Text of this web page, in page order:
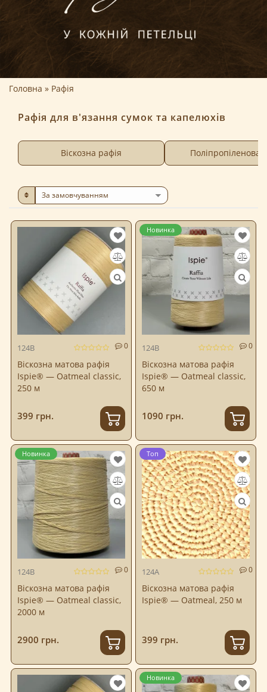
Головна Рафія
Рафія для в'язання сумок та капелюхів
Віскозна рафія Поліпропіленова
124B 0
Віскозна матова рафія
Ispie® — Oatmeal classic,
250 м
399 грн.
124B 0
Віскозна матова рафія
Ispie® — Oatmeal classic,
650 м
Новинка
1090 грн.
124B 0
Віскозна матова рафія
Ispie® — Oatmeal classic,
2000 м
Новинка
2900 грн.
124A 0
Віскозна матова рафія
Ispie® — Oatmeal, 250 м
Топ
399 грн.
Новинка